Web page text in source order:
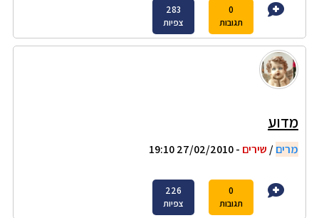
0
תגובות
283
צפיות
מדוע
מרים/ שירים - 27/02/2010 19:10
0
תגובות
226
צפיות